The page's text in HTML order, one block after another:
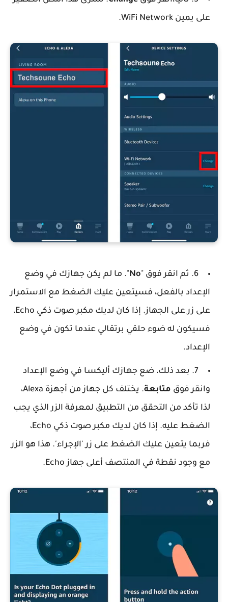
على يمين WiFi Network.
6. ثم انقر فوق " No". ما لم يكن جهازك في وضع
الإعداد بالفعل، فسيتعين عليك الضغط مع الاستمرار
على زر على الجهاز. إذا كان لديك مكبر صوت ذكي Echo،
فسيكون له ضوء حلقي برتقالي عندما تكون في وضع
الإعداد.
7. بعد ذلك، ضع جهازك أليكسا في وضع الإعداد
وانقر فوق متابعة
. يختلف كل جهاز من أجهزة Alexa،
لذا تأكد من التحقق من التطبيق لمعرفة الزر الذي يجب
الضغط عليه. إذا كان لديك مكبر صوت ذكي Echo،
فربما يتعين عليك الضغط على زر 'الإجراء'. هذا هو الزر
مع وجود نقطة في المنتصف أعلى جهاز Echo.